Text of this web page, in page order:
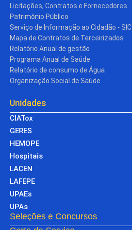
Licitações, Contratos e Fornecedores
Patrimônio Público
Serviço de Informação ao Cidadão - SIC
Mapa de Contratos de Terceirizados
Relatório Anual de gestão
Programa Anual de Saúde
Relatório de consumo de Água
Organização Social de Saúde
Unidades
CIATox
GERES
HEMOPE
Hospitais
LACEN
LAFEPE
UPAEs
UPAs
Seleções e Concursos